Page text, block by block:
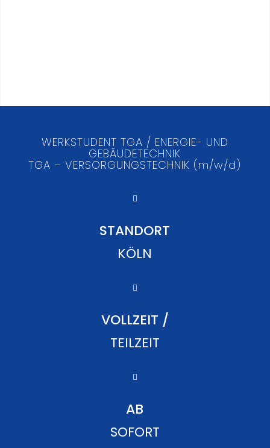
WERKSTUDENT TGA / ENERGIE- UND
GEBÄUDETECHNIK
TGA – VERSORGUNGSTECHNIK (m/w/d)
STANDORT
KÖLN
VOLLZEIT /
TEILZEIT
AB
SOFORT